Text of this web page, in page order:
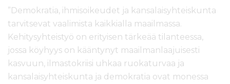
”Demokratia, ihmisoikeudet ja kansalaisyhteiskunta
tarvitsevat vaalimista kaikkialla maailmassa.
Kehitysyhteistyö on erityisen tärkeää tilanteessa,
jossa köyhyys on kääntynyt maailmanlaajuisesti
kasvuun, ilmastokriisi uhkaa ruokaturvaa ja
kansalaisyhteiskunta ja demokratia ovat monessa